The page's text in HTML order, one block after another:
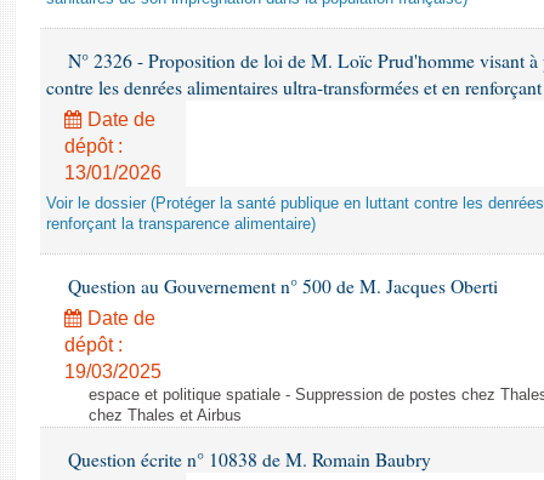
N° 2326 - Proposition de loi de M. Loïc Prud'homme visant
contre les denrées alimentaires ultra-transformées et en
Date de
dépôt :
13/01/2026
Voir le dossier (Protéger la santé publique en luttant contre les
renforçant la transparence alimentaire)
Question au Gouvernement n° 500 de M. Jacques Oberti
Date de
dépôt :
19/03/2025
espace et politique spatiale - Suppression de postes chez
chez Thales et Airbus
Question écrite n° 10838 de M. Romain Baubry